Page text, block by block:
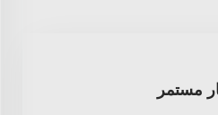
مستمر